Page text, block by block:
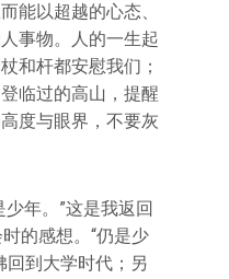
能以超越的心态、
事物。人的一生起
和杆都安慰我们；
临过的高山，提醒
度与眼界，不要灰
年。”这是我返回
的感想。“仍是少
回到大学时代；另